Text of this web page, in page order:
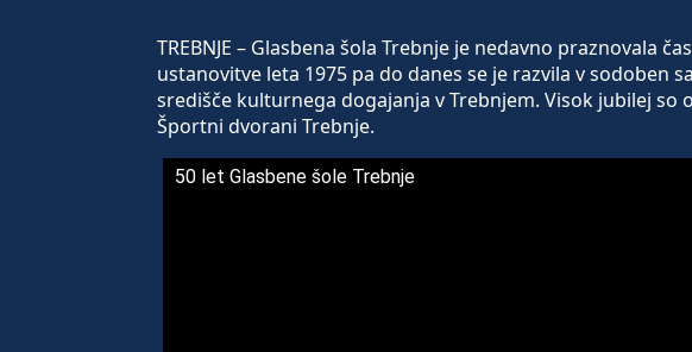
TREBNJE – Glasbena šola Trebnje je nedavno praznovala
ustanovitve leta 1975 pa do danes se je razvila v sodoben
središče kulturnega dogajanja v Trebnjem. Visok jubilej so
Športni dvorani Trebnje.
50 let Glasbene šole Trebnje